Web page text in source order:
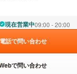
現在営業中09:00 - 20:00
電話で問い合わせ
で問い合わせ